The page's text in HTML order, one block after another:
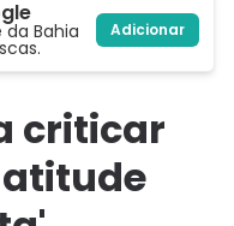
da Bahia Adicionar
criticar
atitude